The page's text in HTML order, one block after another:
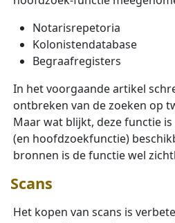
Notarisrepetoria
Kolonistendatabase
Begraafregisters
In het voorgaande artikel
ontbreken van de zoeken op
Maar wat blijkt, deze functie
(en hoofdzoekfunctie)
bronnen is de functie wel
Scans
Het kopen van scans is